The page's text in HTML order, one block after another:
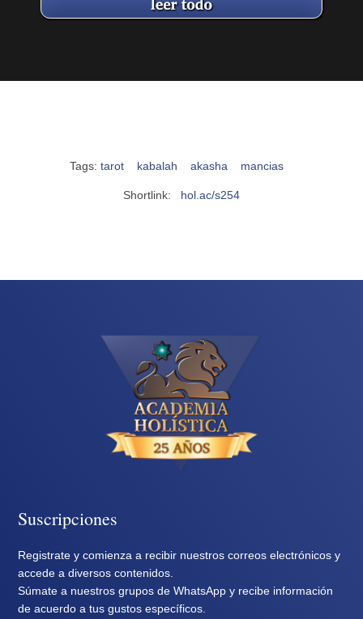
Tags: tarot kabalah akasha mancias
Shortlink: hol.ac/s254
Suscripciones
Registrate y comienza a recibir nuestros correos electrónicos y
accede a diversos contenidos.
Súmate a nuestros grupos de WhatsApp y recibe información
de acuerdo a tus gustos específicos.